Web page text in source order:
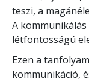
teszi, a
A kommunikálás
létfontosságú
Ezen a
kommunikáció,